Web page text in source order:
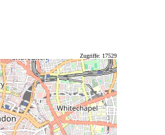
Zugriffe: 17529